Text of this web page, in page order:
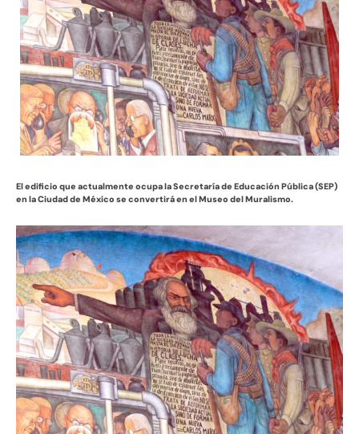
El edificio que actualmente ocupa la Secretaría de Educación Pública (SEP)
en la Ciudad de México se convertirá en el Museo del Muralismo.